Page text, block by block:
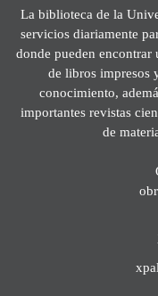
La biblioteca de la
servicios diariamente
donde pueden encontrar
de libros impresos
conocimiento,
importantes revistas
de